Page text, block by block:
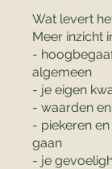
Wat levert
Meer inzicht
-
algemeen
- je eigen
- waarden
- piekeren
gaan
- je